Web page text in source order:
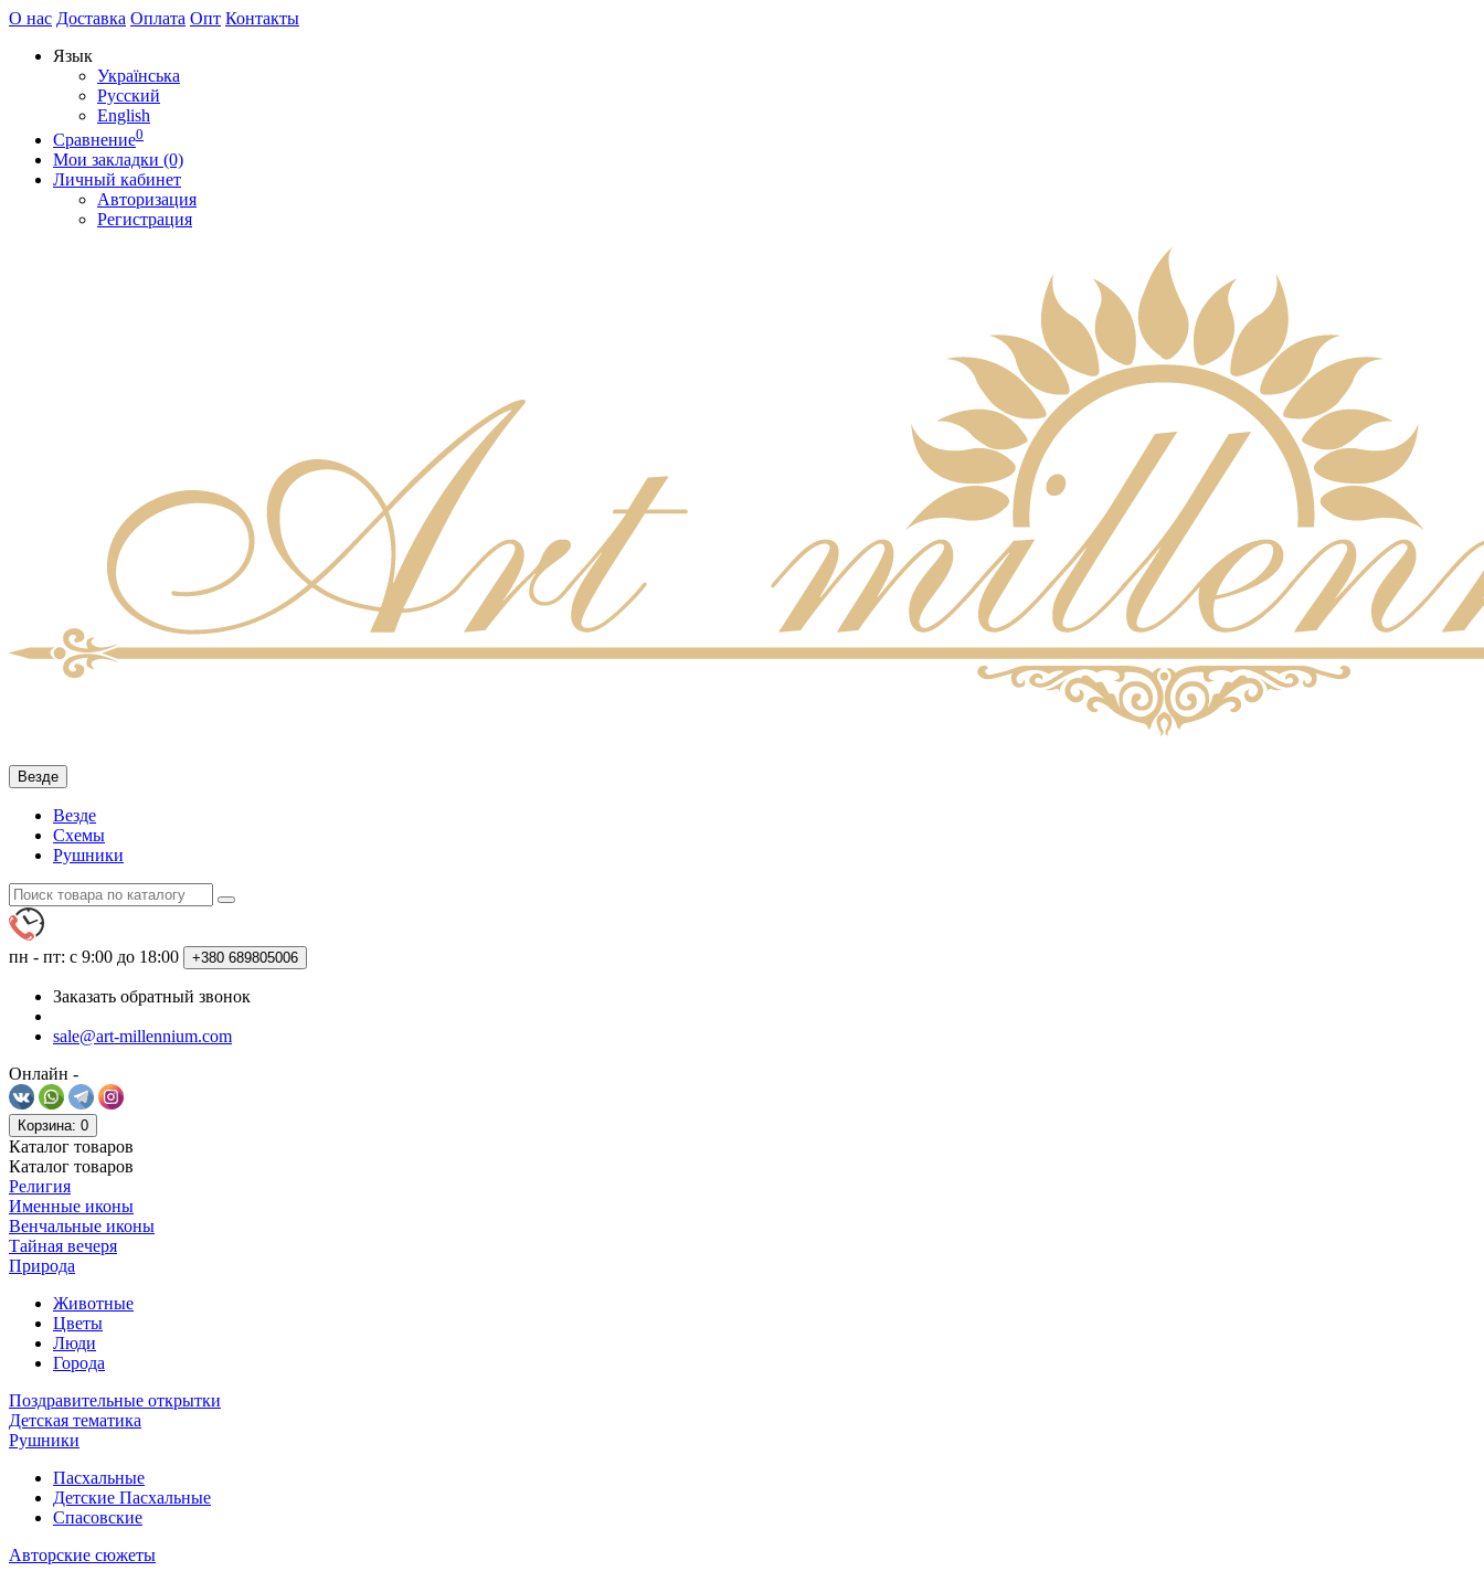
О нас Доставка Оплата Опт Контакты
Язык
Українська
Русский
English
Сравнение0
Мои закладки (0)
Личный кабинет
Авторизация
Регистрация
Везде
Везде
Схемы
Рушники
пн - пт: с 9:00 до 18:00 +380 689805006
Заказать обратный звонок
sale@art-millennium.com
Онлайн -
Корзина: 0
Каталог товаров
Каталог товаров
Религия
Именные иконы
Венчальные иконы
Тайная вечеря
Природа
Животные
Цветы
Люди
Города
Поздравительные открытки
Детская тематика
Рушники
Пасхальные
Детские Пасхальные
Спасовские
Авторские сюжеты